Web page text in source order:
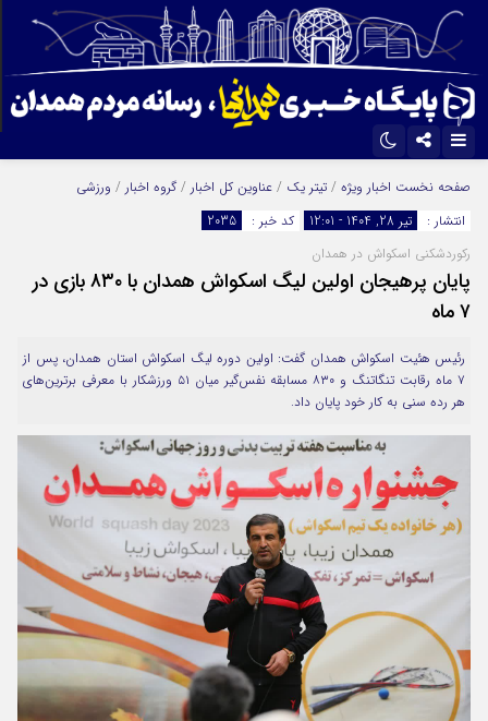
اینستاگرام
تلگرام
ایتا
صفحه نخست اخبار ویژه / تیتر یک / عناوین کل اخبار / گروه اخبار / ورزشی
انتشار :
تیر 28, 1404 - 12:01 کد خبر :
2035
رکوردشکنی اسکواش در همدان
پایان پرهیجان اولین لیگ اسکواش همدان با ۸۳۰ بازی در
۷ ماه
رئیس هئیت اسکواش همدان گفت: اولین دوره لیگ اسکواش استان همدان، پس از
۷ ماه رقابت تنگاتنگ و ۸۳۰ مسابقه نفس‌گیر میان ۵۱ ورزشکار با معرفی برترین‌های
هر رده سنی به کار خود پایان داد.